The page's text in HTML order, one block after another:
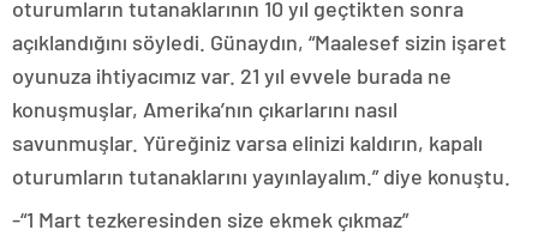
oturumların tutanaklarının 10 yıl geçtikten sonra
açıklandığını söyledi. Günaydın, “Maalesef sizin işaret
oyunuza ihtiyacımız var. 21 yıl evvele burada ne
konuşmuşlar, Amerika’nın çıkarlarını nasıl
savunmuşlar. Yüreğiniz varsa elinizi kaldırın, kapalı
oturumların tutanaklarını yayınlayalım.” diye konuştu.
-“1 Mart tezkeresinden size ekmek çıkmaz”